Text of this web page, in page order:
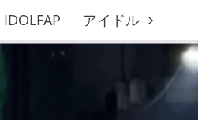
IDOLFAP アイドル